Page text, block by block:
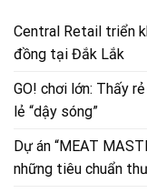
Central Retail triển
đồng tại Đắk Lắk
GO! chơi lớn: Thấy
lẻ “dậy sóng”
Dự án “MEAT
những tiêu chuẩn